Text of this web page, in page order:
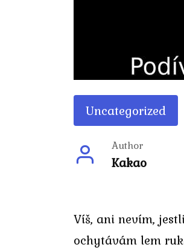
Uncategorized
Author
Kakao
Víš, ani nevím,
ochytávám lem